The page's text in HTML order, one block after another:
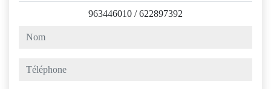
963446010 /622897392
nom
téléphone